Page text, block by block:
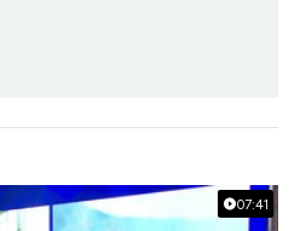
07:41